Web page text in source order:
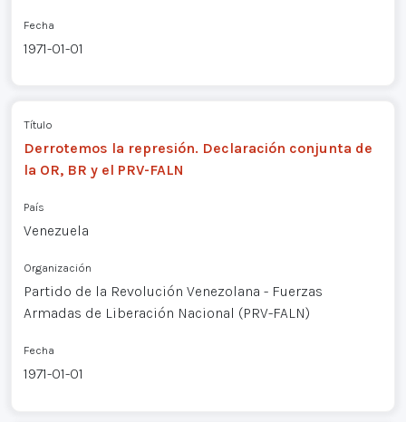
Fecha
1971-01-01
Título
Derrotemos la represión. Declaración conjunta de
la OR, BR y el PRV-FALN
País
Venezuela
Organización
Partido de la Revolución Venezolana - Fuerzas
Armadas de Liberación Nacional (PRV-FALN)
Fecha
1971-01-01